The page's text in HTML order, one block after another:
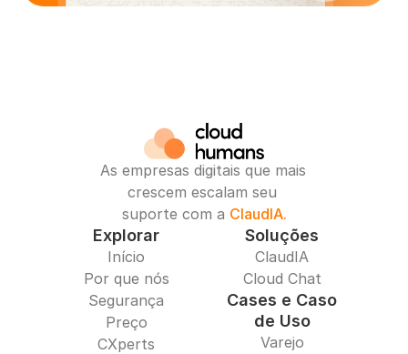
As empresas digitais que mais
crescem escalam seu
suporte com a ClaudIA.
Explorar
Início
Por que nós
Segurança
Preço
CXperts
Soluções
ClaudIA
Cloud Chat
Cases e Caso
de Uso
Varejo